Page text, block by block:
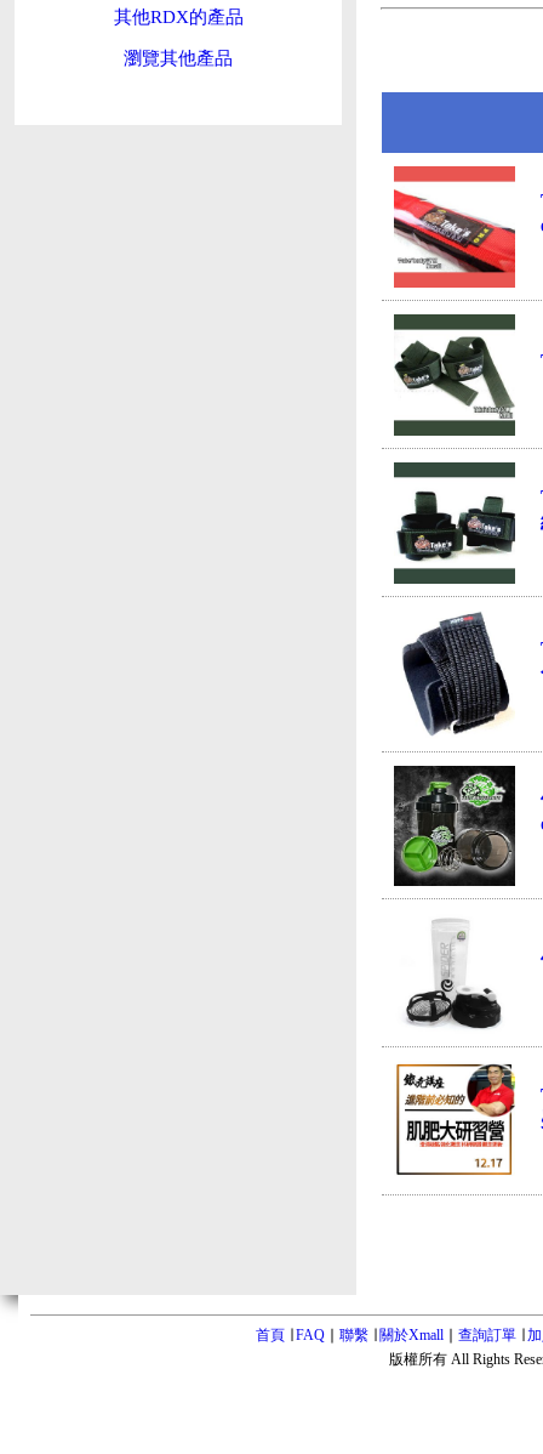
其他RDX的產品
瀏覽其他產品
首頁∣ FAQ∣ 聯繫∣ 關於Xmall∣ 查詢訂單∣
版權所有 All Rights